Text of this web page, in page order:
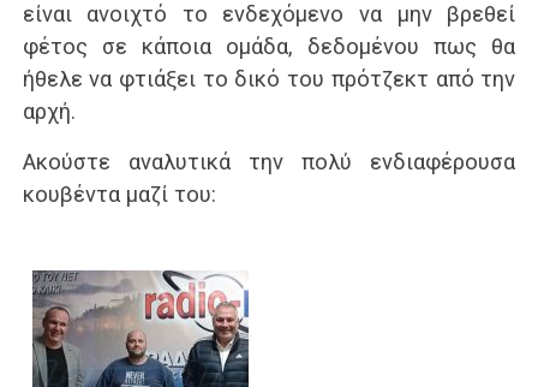
είναι ανοιχτό το ενδεχόμενο να μην βρεθεί
φέτος σε κάποια ομάδα, δεδομένου πως θα
ήθελε να φτιάξει το δικό του πρότζεκτ από την
αρχή.
Ακούστε αναλυτικά την πολύ ενδιαφέρουσα
κουβέντα μαζί του: